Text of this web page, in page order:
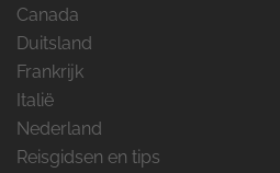
Canada
Duitsland
Frankrijk
Italië
Nederland
Reisgidsen en tips